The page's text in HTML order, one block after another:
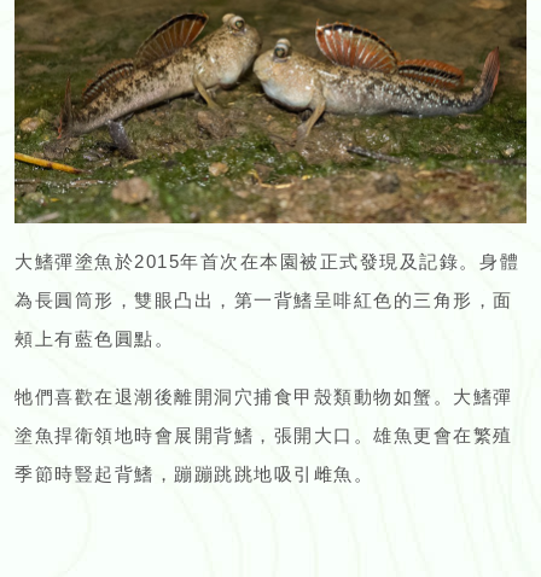
大鰭彈塗魚於2015年首次在本園被正式發現及記錄。身體
為長圓筒形，雙眼凸出，第一背鰭呈啡紅色的三角形，面
頰上有藍色圓點。
牠們喜歡在退潮後離開洞穴捕食甲殼類動物如蟹。大鰭彈
塗魚捍衛領地時會展開背鰭，張開大口。雄魚更會在繁殖
季節時豎起背鰭，蹦蹦跳跳地吸引雌魚。